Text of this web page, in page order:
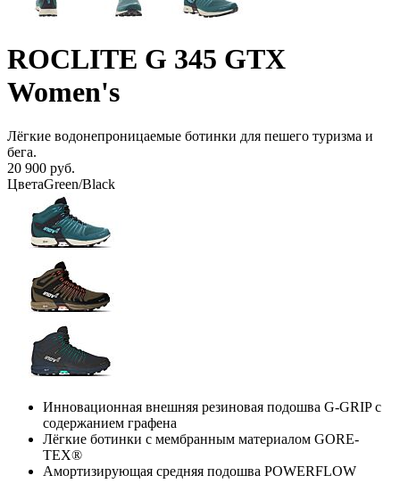
ROCLITE G 345 GTX
Women's
Лёгкие водонепроницаемые ботинки для пешего туризма и
бега.
20 900 руб.
ЦветаGreen/Black
Инновационная внешняя резиновая подошва G-GRIP с
содержанием графена
Лёгкие ботинки с мембранным материалом GORE-
TEX®
Амортизирующая средняя подошва POWERFLOW